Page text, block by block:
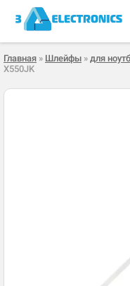
Главная » Шлейфы » для
X550JK